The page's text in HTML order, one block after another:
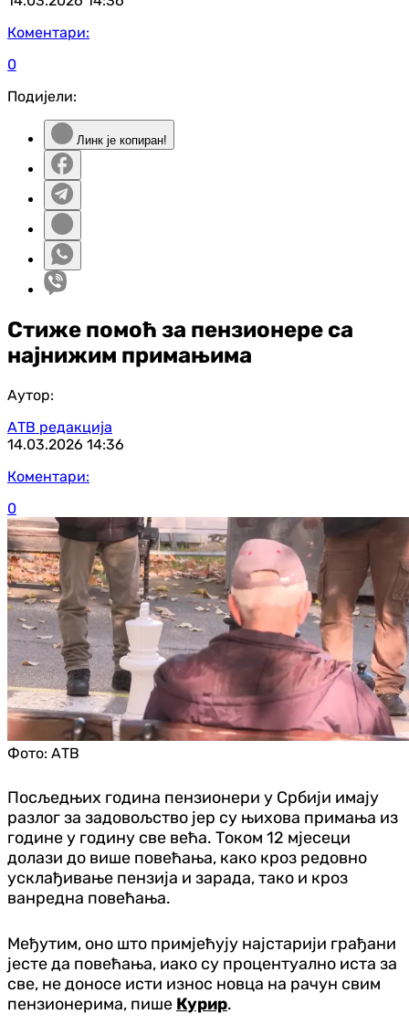
Коментари:
0
Подијели:
Линк је копиран!
Стиже помоћ за пензионере са
најнижим примањима
Аутор:
АТВ редакција
14.03.2026 14:36
Коментари:
0
Фото: АТВ
Посљедњих година пензионери у Србији имају
разлог за задовољство јер су њихова примања из
године у годину све већа. Током 12 мјесеци
долази до више повећања, како кроз редовно
усклађивање пензија и зарада, тако и кроз
ванредна повећања.
Међутим, оно што примјећују најстарији грађани
јесте да повећања, иако су процентуално иста за
све, не доносе исти износ новца на рачун свим
пензионерима, пише Курир.